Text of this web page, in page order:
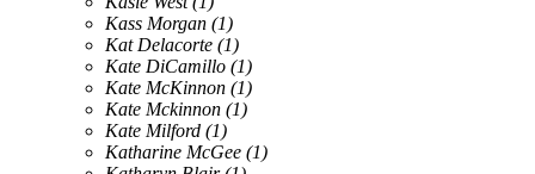
Kass Morgan (1)
Kat Delacorte (1)
Kate DiCamillo (1)
Kate McKinnon (1)
Kate Mckinnon (1)
Kate Milford (1)
Katharine McGee (1)